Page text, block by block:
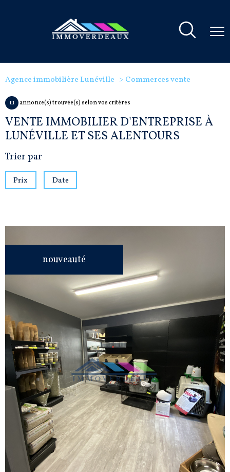
Agence immobilière Lunéville Commerces vente
11 annonce(s) trouvée(s) selon vos critères
VENTE IMMOBILIER D'ENTREPRISE À
LUNÉVILLE ET SES ALENTOURS
Trier par
Prix Date
nouveauté
VOIR LE
BIEN